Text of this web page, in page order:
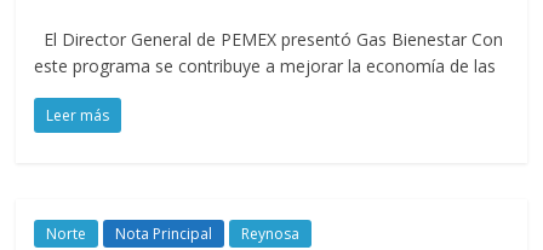
El Director General de PEMEX presentó Gas Bienestar Con
este programa se contribuye a mejorar la economía de las
Leer más
Norte Nota Principal Reynosa